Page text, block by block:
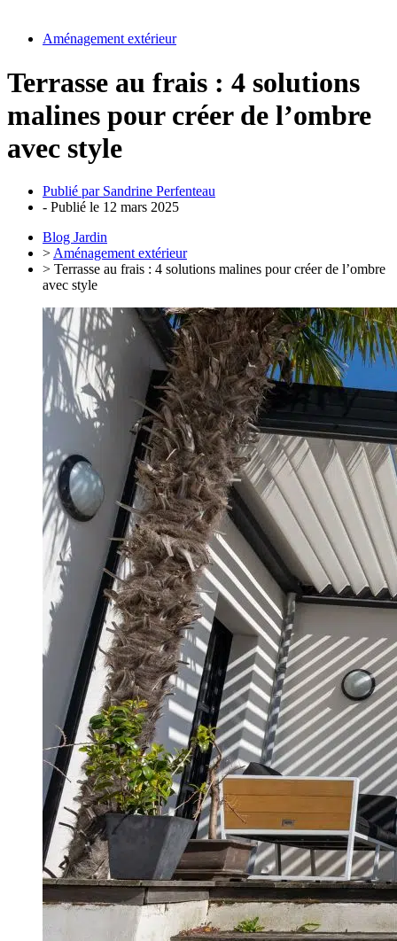
Aménagement extérieur
Terrasse au frais : 4 solutions
malines pour créer de l’ombre
avec style
Publié parSandrine Perfenteau
- Publié le 12 mars 2025
Blog Jardin
> Aménagement extérieur
> Terrasse au frais : 4 solutions malines pour créer de l’ombre
avec style